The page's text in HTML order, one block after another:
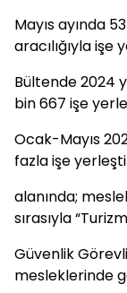
Mayıs ayında
aracılığıyla işe
Bültende 2024
bin 667 işe
Ocak-Mayıs
fazla işe
alanında;
sırasıyla
Güvenlik
mesleklerinde